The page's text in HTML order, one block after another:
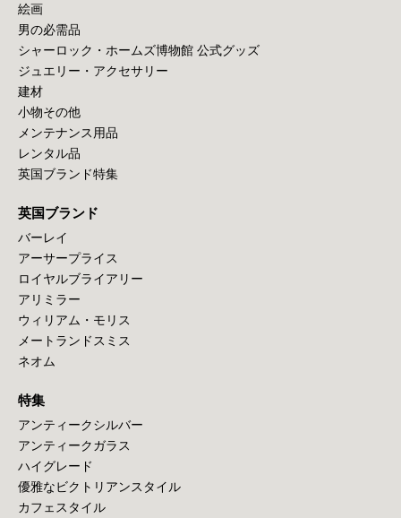
絵画
男の必需品
シャーロック・ホームズ博物館 公式グッズ
ジュエリー・アクセサリー
建材
小物その他
メンテナンス用品
レンタル品
英国ブランド特集
英国ブランド
バーレイ
アーサープライス
ロイヤルブライアリー
アリミラー
ウィリアム・モリス
メートランドスミス
ネオム
特集
アンティークシルバー
アンティークガラス
ハイグレード
優雅なビクトリアンスタイル
カフェスタイル